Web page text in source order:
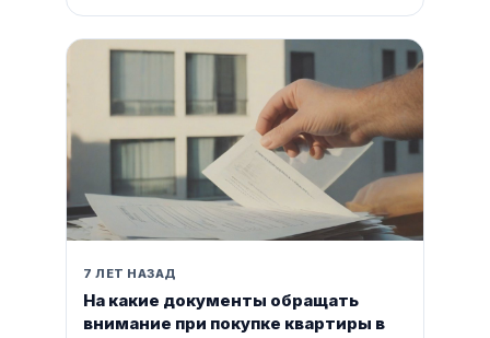
7 ЛЕТ НАЗАД
На какие документы обращать
внимание при покупке квартиры в